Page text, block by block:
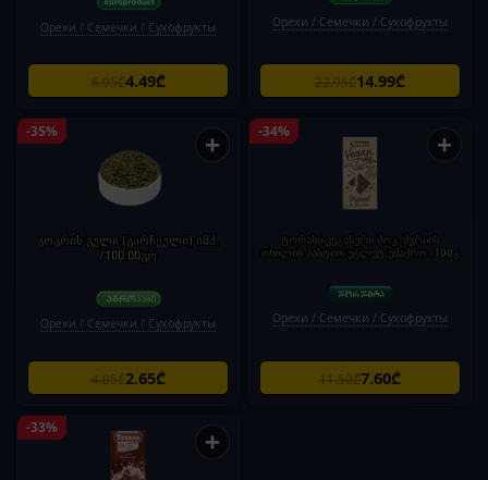
Орехи / Семечки / Сухофрукты
6.95₾4.49₾
Орехи / Семечки / Сухофрукты
22.95₾14.99₾
-35% +
გოგრის გული (გარჩეული) იმპ.
/100.00გრ
Орехи / Семечки / Сухофрукты
4.05₾2.65₾
-34% +
ტორასი-ვეგანური შოკ. შვრიის
თხილის პასტით უგლუტ,უშაქრო .100გ
Орехи / Семечки / Сухофрукты
11.50₾7.60₾
-33% +